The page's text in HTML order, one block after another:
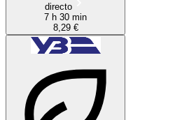
directo
7 h 30 min
8,29 €